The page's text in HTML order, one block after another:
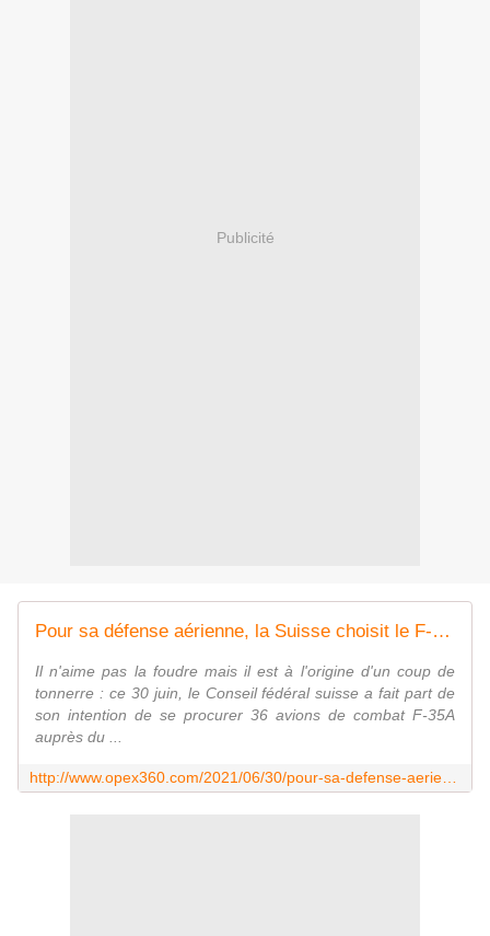
Publicité
Pour sa défense aérienne, la Suisse choisit le F-35A et le système Patriot
Il n'aime pas la foudre mais il est à l'origine d'un coup de
tonnerre : ce 30 juin, le Conseil fédéral suisse a fait part de
son intention de se procurer 36 avions de combat F-35A
auprès du ...